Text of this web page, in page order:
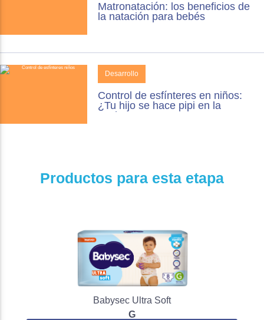
Matronatación: los beneficios de
la natación para bebés
Desarrollo
Control de esfínteres en niños:
¿Tu hijo se hace pipi en la
noche?
Productos para esta etapa
Babysec Ultra Soft
G